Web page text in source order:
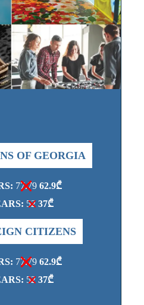
OF GEORGIA
77.79 62.9₾
52 37₾
CITIZENS
77.79 62.9₾
52 37₾